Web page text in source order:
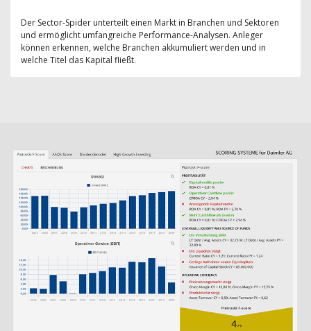
Der Sector-Spider unterteilt einen Markt in Branchen und Sektoren
und ermöglicht umfangreiche Performance-Analysen. Anleger
können erkennen, welche Branchen akkumuliert werden und in
welche Titel das Kapital fließt.